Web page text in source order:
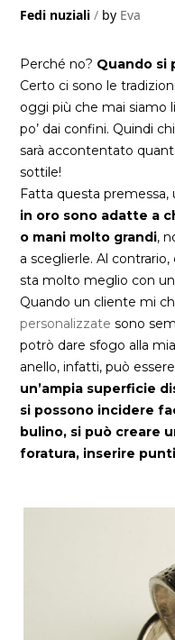
Fedi nuziali by Eva
Perché no? Quando si
Certo ci sono le
oggi più che mai siamo
po’ dai confini. Quindi
sarà accontentato
sottile!
Fatta questa premessa,
in oro sono adatte a
o mani molto grandi,
a sceglierle. Al
sta molto meglio con
Quando un cliente mi
personalizzate sono
potrò dare sfogo alla
anello, infatti, può
un’ampia superficie
si possono incidere
bulino, si può creare
foratura, inserire